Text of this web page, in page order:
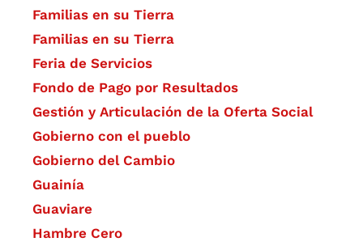
Familias en su Tierra
Familias en su Tierra
Feria de Servicios
Fondo de Pago por Resultados
Gestión y Articulación de la Oferta Social
Gobierno con el pueblo
Gobierno del Cambio
Guainía
Guaviare
Hambre Cero